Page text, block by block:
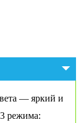
— яркий и
режима: